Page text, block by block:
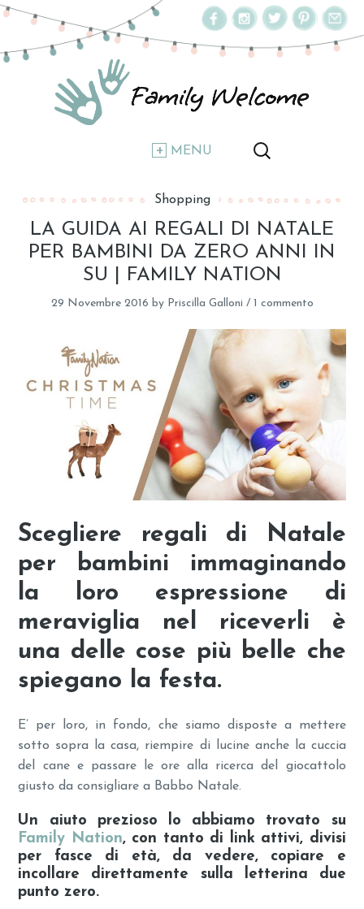
MENU
Shopping
LA GUIDA AI REGALI DI NATALE
PER BAMBINI DA ZERO ANNI IN
SU | FAMILY NATION
29 Novembre 2016 by Priscilla Galloni / 1 commento
Scegliere regali di Natale
per bambini immaginando
la loro espressione di
meraviglia nel riceverli è
una delle cose più belle che
spiegano la festa.
E’ per loro, in fondo, che siamo disposte a mettere
sotto sopra la casa, riempire di lucine anche la cuccia
del cane e passare le ore alla ricerca del giocattolo
giusto da consigliare a Babbo Natale.
Un aiuto prezioso lo abbiamo trovato su
Family Nation, con tanto di link attivi, divisi
per fasce di età, da vedere, copiare e
incollare direttamente sulla letterina due
punto zero.